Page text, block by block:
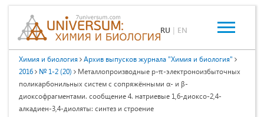
RU | EN
Химия и биология
Архив выпусков журнала "Химия и биология"
2016
№ 1-2 (20)
Металлопроизводные p-π-электроноизбыточных
поликарбонильных систем с сопряжёнными α- и β-
диоксофрагментами. сообщение 4. натриевые 1,6-диоксо-2,4-
алкадиен-3,4-диоляты: синтез и строение